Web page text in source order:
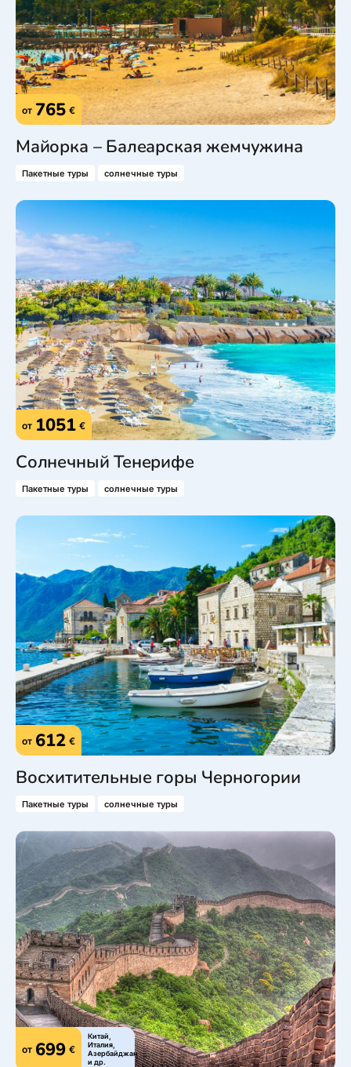
от 765 €
Майорка – Балеарская жемчужина
Пакетные туры солнечные туры
от 1051 €
Солнечный Тенерифе
Пакетные туры солнечные туры
от 612 €
Восхитительные горы Черногории
Пакетные туры солнечные туры
от 699 €
Китай,
Италия,
Азербайджан
и др.